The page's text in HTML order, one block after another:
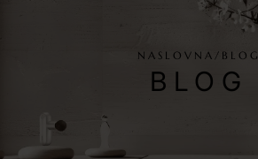
NASLOVNA/BLOG
BLOG